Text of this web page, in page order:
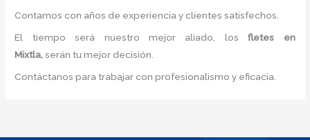
Contamos con años de experiencia y clientes satisfechos.
El tiempo será nuestro mejor aliado, losfletes en
Mixtla,serán tu mejor decisión.
Contáctanos para trabajar con profesionalismo y eficacia.